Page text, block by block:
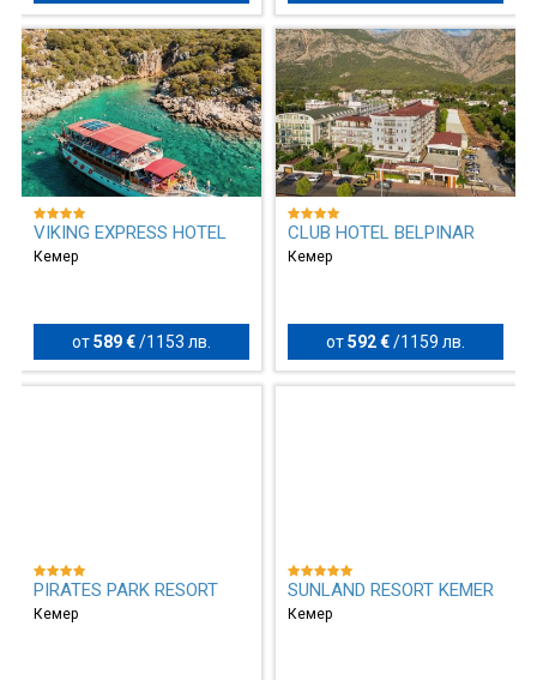
VIKING EXPRESS HOTEL
Кемер
от589 € / 1153 лв.
CLUB HOTEL BELPINAR
Кемер
от592 €/ 1159 лв.
PIRATES PARK RESORT
Кемер
SUNLAND RESORT KEMER
Кемер